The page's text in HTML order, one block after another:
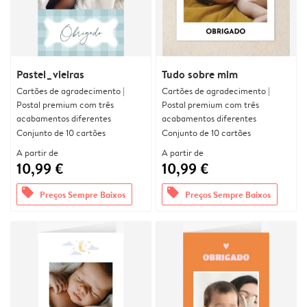
Pastel_vieiras
Cartões de agradecimento |
Postal premium com três
acabamentos diferentes
Conjunto de 10 cartões
A partir de
10,99 €
offers Preços Sempre Baixos
Tudo sobre mim
Cartões de agradecimento |
Postal premium com três
acabamentos diferentes
Conjunto de 10 cartões
A partir de
10,99 €
offers Preços Sempre Baixos